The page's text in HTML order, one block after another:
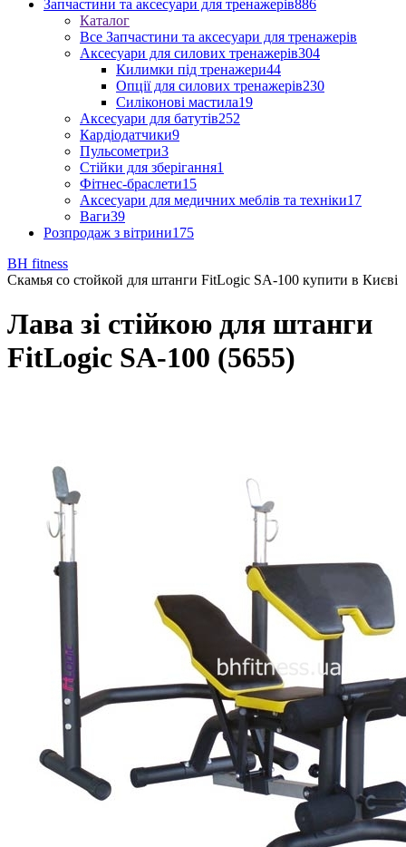
Запчастини та аксесуари для тренажерів886
Каталог
Все Запчастини та аксесуари для тренажерів
Аксесуари для силових тренажерів304
Килимки під тренажери44
Опції для силових тренажерів230
Силіконові мастила19
Аксесуари для батутів252
Кардіодатчики9
Пульсометри3
Стійки для зберігання1
Фітнес-браслети15
Аксесуари для медичних меблів та техніки17
Ваги39
Розпродаж з вітрини175
BH fitness
Скамья со стойкой для штанги FitLogic SA-100 купити в Києві
Лава зі стійкою для штанги
FitLogic SA-100 (5655)